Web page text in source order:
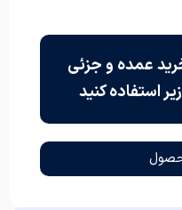
عمده و جزئی
استفاده کنید